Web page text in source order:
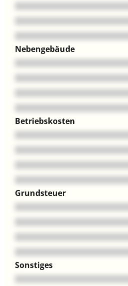
Nebengebäude
Betriebskosten
Grundsteuer
Sonstiges